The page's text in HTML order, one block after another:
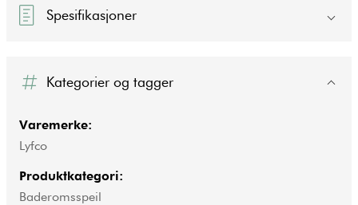
Spesifikasjoner
Kategorier og tagger
Varemerke:
Lyfco
Produktkategori:
Baderomsspeil